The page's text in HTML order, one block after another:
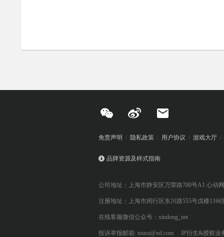
免责声明 隐私政策 用户协议 游戏大厅
品牌资源及样式指南
公司地址：上海市静安区万荣路700号A1 心动
注册地址：上海市闵行区东川路555号戊楼1166
在线客服微信公众号：xindong_net
投诉举报邮箱: tousu@xd.com IP衍生&授权业